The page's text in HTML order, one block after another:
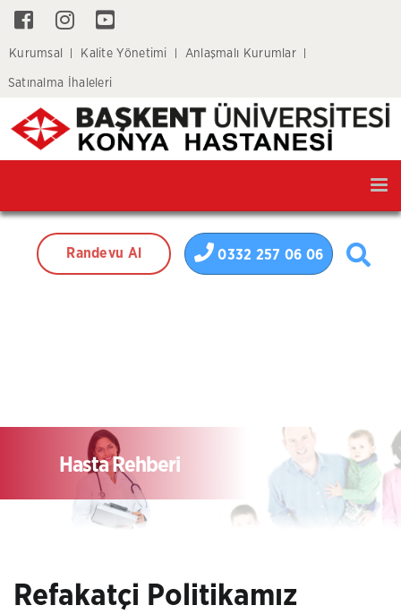
Kurumsal Kalite Yönetimi Anlaşmalı Kurumlar
Satınalma İhaleleri
Randevu Al 0332 257 06 06
Hasta Rehberi
Refakatçi Politikamız